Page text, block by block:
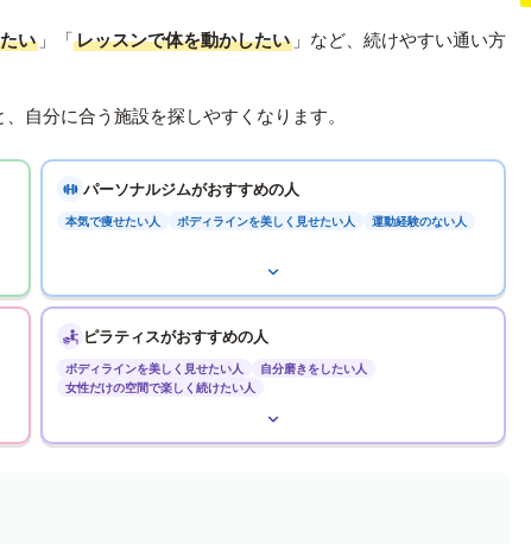
い 」「レッスンで体を動かしたい 」など、続けやすい通い方
自分に合う施設を探しやすくなります。
パーソナルジムがおすすめの人
本気で痩せたい人 ボディラインを美しく見せたい人 運動経験のない人
ピラティスがおすすめの人
ボディラインを美しく見せたい人
自分磨きをしたい人
女性だけの空間で楽しく続けたい人